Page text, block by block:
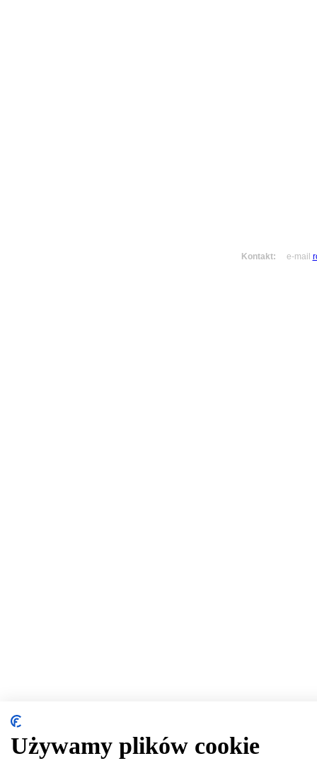
Kontakt: e-mail
Używamy plików cookie